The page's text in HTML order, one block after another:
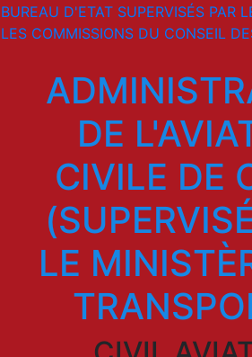
BUREAU D'ETAT SUPERVISÉS PAR
LES COMMISSIONS DU CONSEIL
DE
CIVILE DE
LE